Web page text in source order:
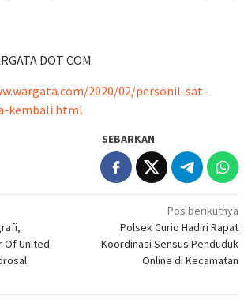
DOT COM
2020/02/personil-sat-
kembali.html
SEBARKAN
Of United
Pos berikutnya
Polsek Curio Hadiri Rapat
Koordinasi Sensus Penduduk
Online di Kecamatan